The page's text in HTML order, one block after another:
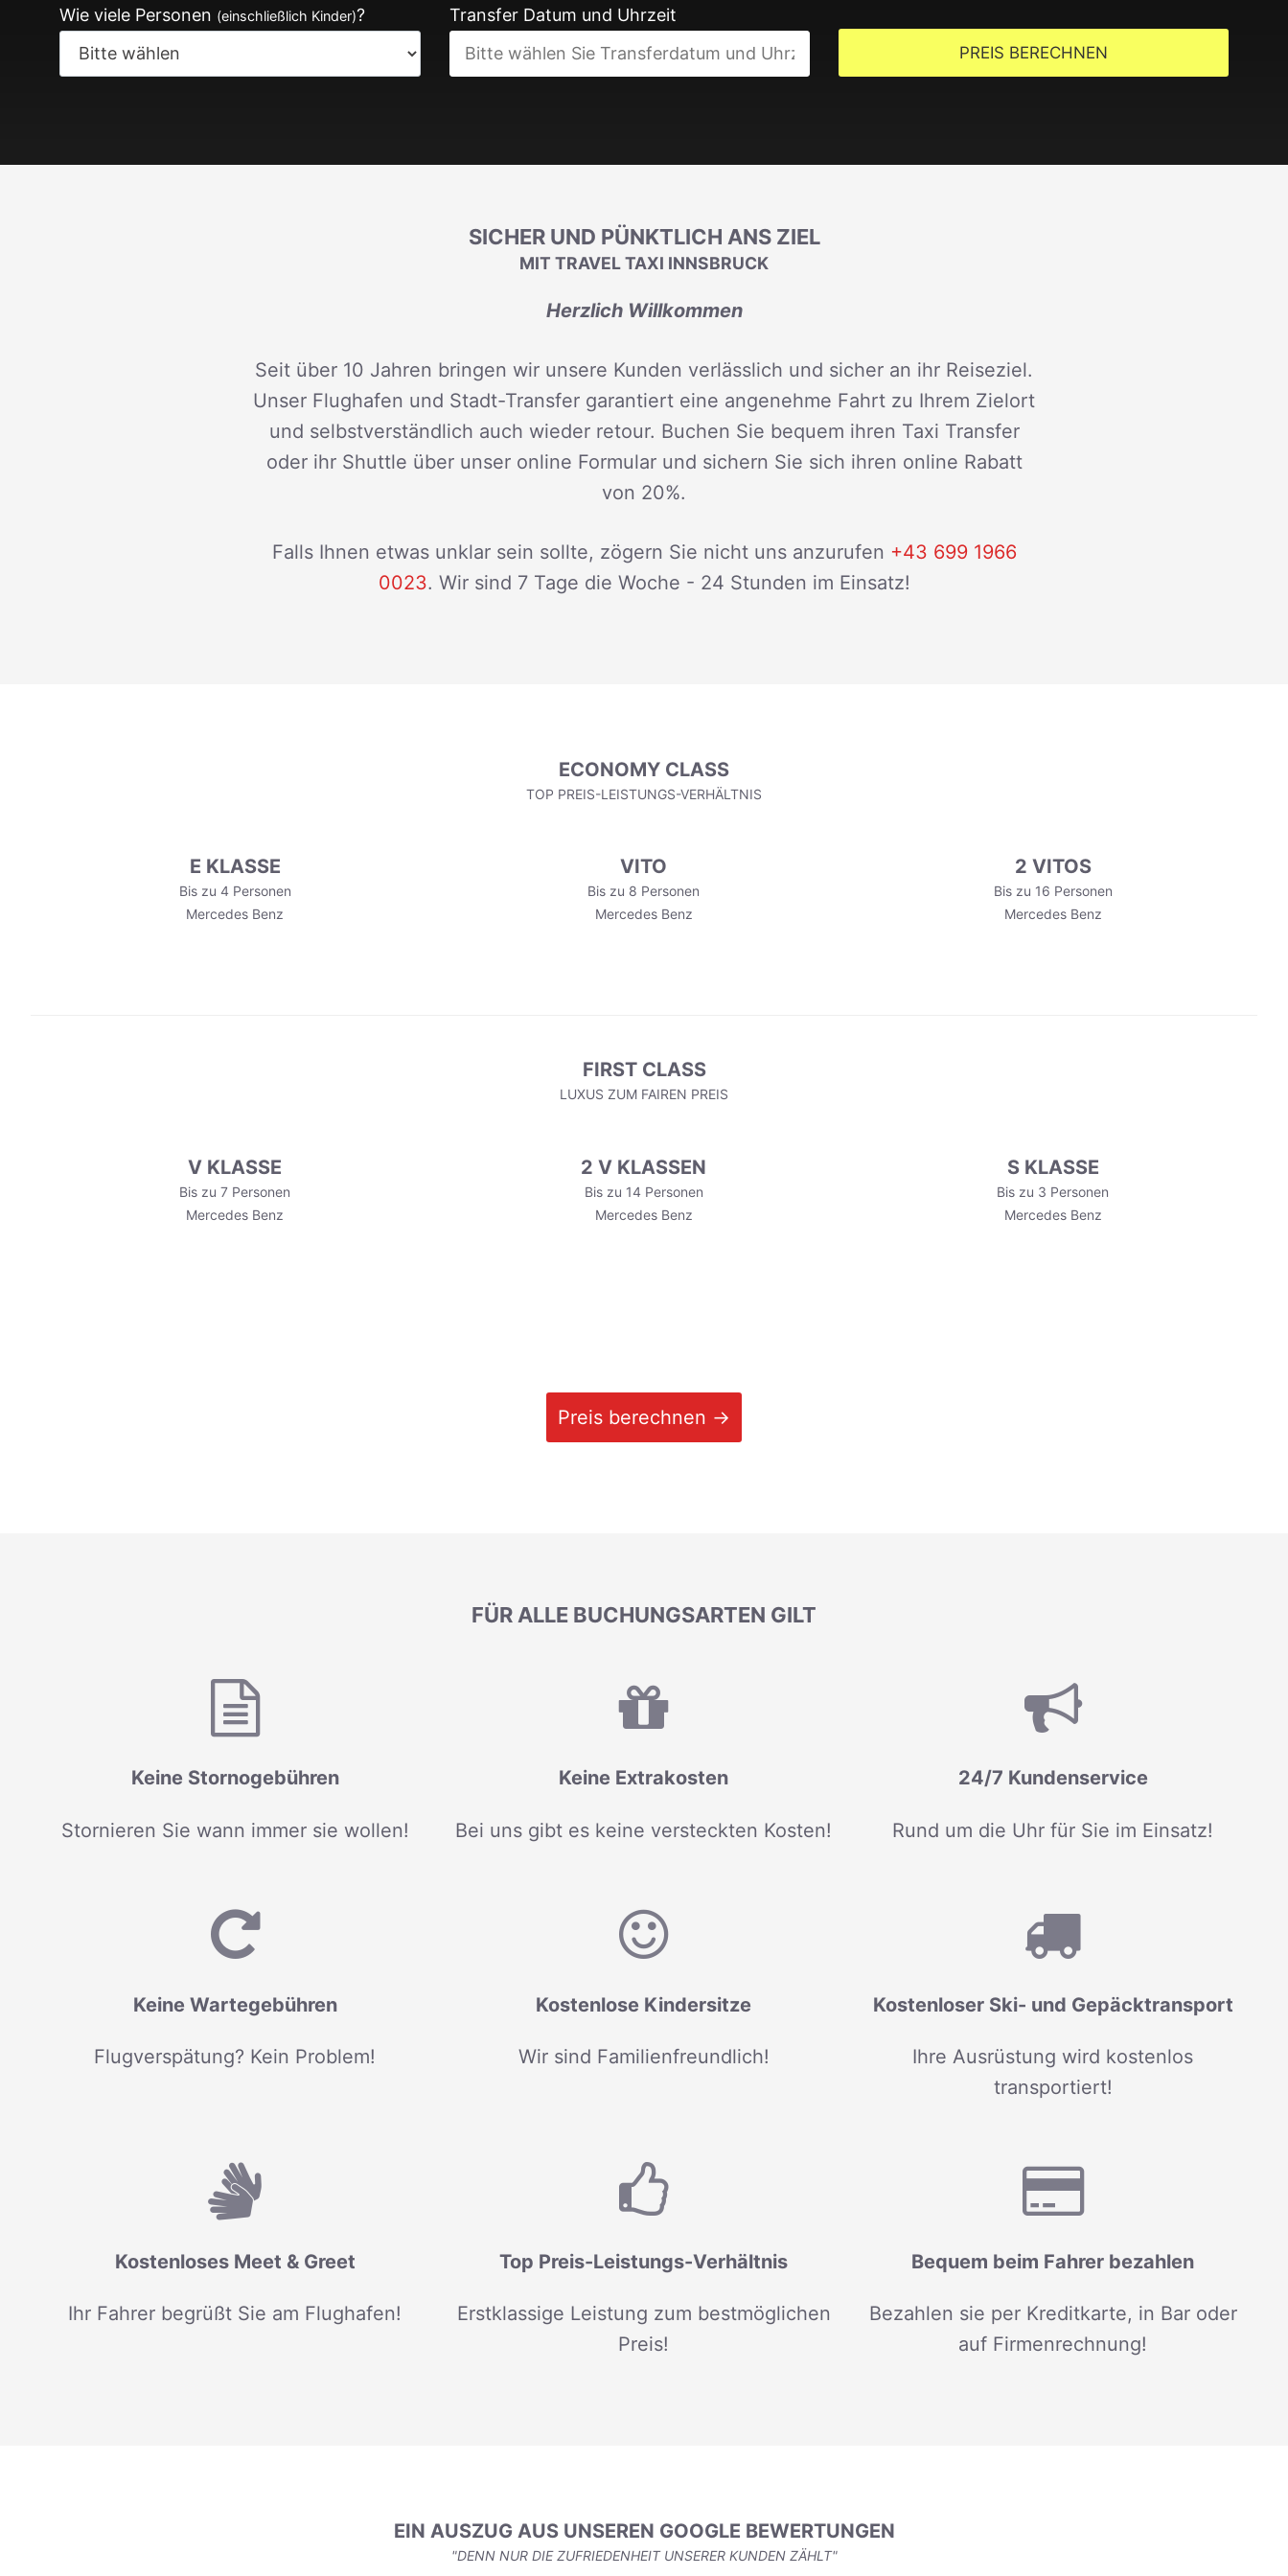
Wie viele Personen (einschließlich Kinder)? Transfer Datum und Uhrzeit
PREIS BERECHNEN
SICHER UND PÜNKTLICH ANS ZIEL
MIT TRAVEL TAXI INNSBRUCK
Herzlich Willkommen
Seit über 10 Jahren bringen wir unsere Kunden verlässlich und sicher an ihr Reiseziel.
Unser Flughafen und Stadt-Transfer garantiert eine angenehme Fahrt zu Ihrem Zielort
und selbstverständlich auch wieder retour. Buchen Sie bequem ihren Taxi Transfer
oder ihr Shuttle über unser online Formular und sichern Sie sich ihren online Rabatt
von 20%.
Falls Ihnen etwas unklar sein sollte, zögern Sie nicht uns anzurufen +43 699 1966
0023. Wir sind 7 Tage die Woche - 24 Stunden im Einsatz!
ECONOMY CLASS
TOP PREIS-LEISTUNGS-VERHÄLTNIS
E KLASSE
Bis zu 4 Personen
Mercedes Benz
VITO
Bis zu 8 Personen
Mercedes Benz
2 VITOS
Bis zu 16 Personen
Mercedes Benz
FIRST CLASS
LUXUS ZUM FAIREN PREIS
V KLASSE
Bis zu 7 Personen
Mercedes Benz
2 V KLASSEN
Bis zu 14 Personen
Mercedes Benz
S KLASSE
Bis zu 3 Personen
Mercedes Benz
Preis berechnen →
FÜR ALLE BUCHUNGSARTEN GILT
Keine Stornogebühren
Stornieren Sie wann immer sie wollen!
Keine Extrakosten
Bei uns gibt es keine versteckten Kosten!
24/7 Kundenservice
Rund um die Uhr für Sie im Einsatz!
Keine Wartegebühren
Flugverspätung? Kein Problem!
Kostenlose Kindersitze
Wir sind Familienfreundlich!
Kostenloser Ski- und Gepäcktransport
Ihre Ausrüstung wird kostenlos
transportiert!
Kostenloses Meet & Greet
Ihr Fahrer begrüßt Sie am Flughafen!
Top Preis-Leistungs-Verhältnis
Erstklassige Leistung zum bestmöglichen
Preis!
Bequem beim Fahrer bezahlen
Bezahlen sie per Kreditkarte, in Bar oder
auf Firmenrechnung!
EIN AUSZUG AUS UNSEREN GOOGLE BEWERTUNGEN
"DENN NUR DIE ZUFRIEDENHEIT UNSERER KUNDEN ZÄHLT"